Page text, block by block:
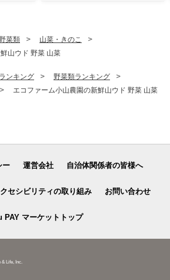
菜類
山菜・きのこ
山ウド 野菜 山菜
ランキング
野菜類ランキング
エコファーム小山農園の新鮮山ウド 野菜 山菜
ー 運営会社 自治体関係者の皆様へ
セシビリティの取り組み お問い合わせ
PAY マーケットトップ
Life, Inc.